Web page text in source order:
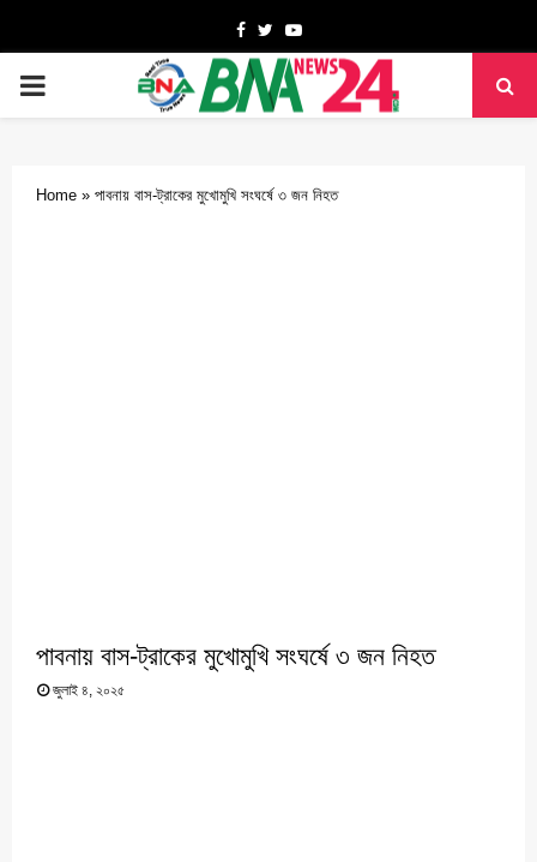
Facebook
TwitterYoutube
PRIMARY
Home » পাবনায় বাস-ট্রাকের মুখোমুখি সংঘর্ষে ৩ জন নিহত
পাবনায় বাস-ট্রাকের মুখোমুখি সংঘর্ষে ৩ জন নিহত
জুলাই ৪, ২০২৫